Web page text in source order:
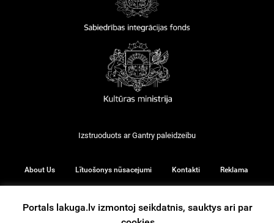
Izstruoduots arGantry paleidzeibu
About Us Lītuošonys nūsacejumi Kontakti Reklama
Portals lakuga.lv izmontoj seikdatnis, sauktys ari par